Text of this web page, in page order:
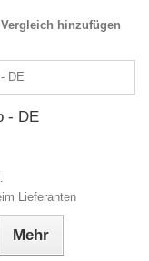
hinzufügen
- DE
Lieferanten
Mehr